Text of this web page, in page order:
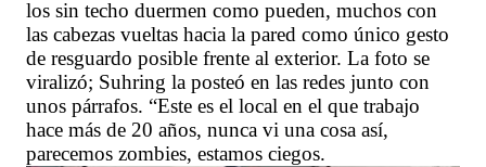
los sin techo duermen como pueden, muchos con
las cabezas vueltas hacia la pared como único gesto
de resguardo posible frente al exterior. La foto se
viralizó; Suhring la posteó en las redes junto con
unos párrafos. “Este es el local en el que trabajo
hace más de 20 años, nunca vi una cosa así,
parecemos zombies, estamos ciegos.